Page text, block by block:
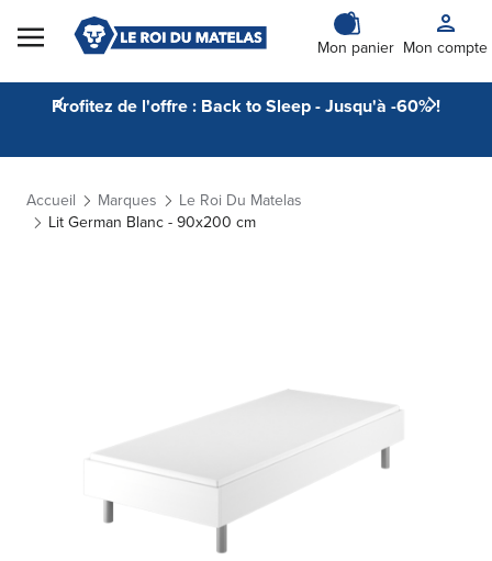
Skip to Content
Mon panier Mon compte
Profitez de l'offre : Back to Sleep - Jusqu'à -60% !
Accueil Marques
Le Roi Du Matelas
Lit German Blanc - 90x200 cm